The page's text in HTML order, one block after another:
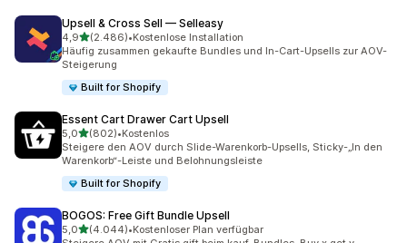
Upsell & Cross Sell — Selleasy
4,9von 5 Sternen
(2.486)
2486 Rezensionen insgesamt
•Kostenlose Installation
Häufig zusammen gekaufte Bundles und In-Cart-Upsells zur AOV-
Steigerung
Built for Shopify
Essent Cart Drawer Cart Upsell
5,0von 5 Sternen
(802)
802 Rezensionen insgesamt
•Kostenlos
Steigere den AOV durch Slide-Warenkorb-Upsells, Sticky-„In den
Warenkorb“-Leiste und Belohnungsleiste
Built for Shopify
BOGOS: Free Gift Bundle Upsell
5,0von 5 Sternen
(4.044)
4044 Rezensionen insgesamt
•Kostenloser Plan verfügbar